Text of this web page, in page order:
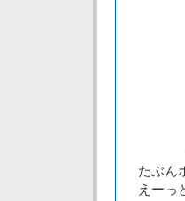
たぶん
えーっ